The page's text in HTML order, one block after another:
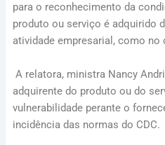
para o reconhecimento da
produto ou serviço é adquirido
atividade empresarial, como no
A relatora, ministra Nancy
adquirente do produto ou do
vulnerabilidade perante o
incidência das normas do CDC.